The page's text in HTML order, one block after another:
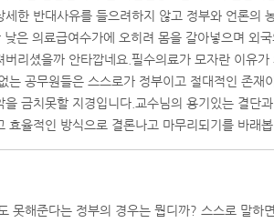
한 반대사유를 들으려하지 않고 정부와 언론의
은 의료급여수가에 오히려 몸을 갈아넣으며 외
리셨을까 안타깝네요.필수의료가 모자란 이유가
공무원들은 스스로가 정부이고 절대적인 존재
금치못할 지경입니다.교수님의 용기있는 결단
율적인 방식으로 결론나고 마무리되기를 바래봅
못해준다는 정부의 경우는 뭡디까? 스스로 말하